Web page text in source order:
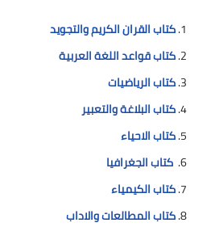
كتاب القران الكريم والتجويد
كتاب قواعد اللغة العربية
كتاب الرياضيات
كتاب البلاغة والتعبير
كتاب الاحياء
كتاب الجغرافيا
كتاب الكيمياء
كتاب المطالعات والاداب